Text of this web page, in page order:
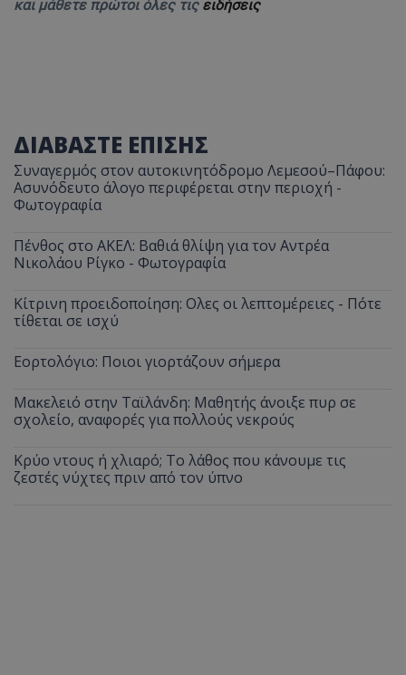
και μάθετε πρώτοι όλες τις ειδήσεις
ΔΙΑΒΑΣΤΕ ΕΠΙΣΗΣ
Συναγερμός στον αυτοκινητόδρομο Λεμεσού–Πάφου:
Ασυνόδευτο άλογο περιφέρεται στην περιοχή -
Φωτογραφία
Πένθος στο ΑΚΕΛ: Βαθιά θλίψη για τον Αντρέα
Νικολάου Ρίγκο - Φωτογραφία
Κίτρινη προειδοποίηση: Ολες οι λεπτομέρειες - Πότε
τίθεται σε ισχύ
Εορτολόγιο: Ποιοι γιορτάζουν σήμερα
Μακελειό στην Ταϊλάνδη: Μαθητής άνοιξε πυρ σε
σχολείο, αναφορές για πολλούς νεκρούς
Κρύο ντους ή χλιαρό; Το λάθος που κάνουμε τις
ζεστές νύχτες πριν από τον ύπνο